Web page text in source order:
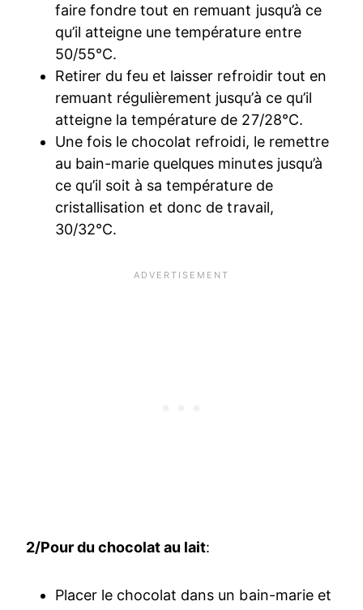
faire fondre tout en remuant jusqu’à ce
qu’il atteigne une température entre
50/55°C.
Retirer du feu et laisser refroidir tout en
remuant régulièrement jusqu’à ce qu’il
atteigne la température de 27/28°C.
Une fois le chocolat refroidi, le remettre
au bain-marie quelques minutes jusqu’à
ce qu’il soit à sa température de
cristallisation et donc de travail,
30/32°C.
2/Pour du chocolat au lait:
Placer le chocolat dans un bain-marie et